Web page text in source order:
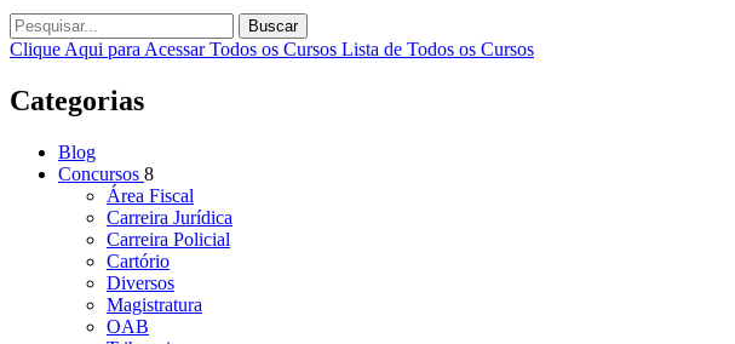
Buscar
Clique Aqui para Acessar Todos os Cursos Lista de Todos os Cursos
Categorias
Blog
Concursos 8
Área Fiscal
Carreira Jurídica
Carreira Policial
Cartório
Diversos
Magistratura
OAB